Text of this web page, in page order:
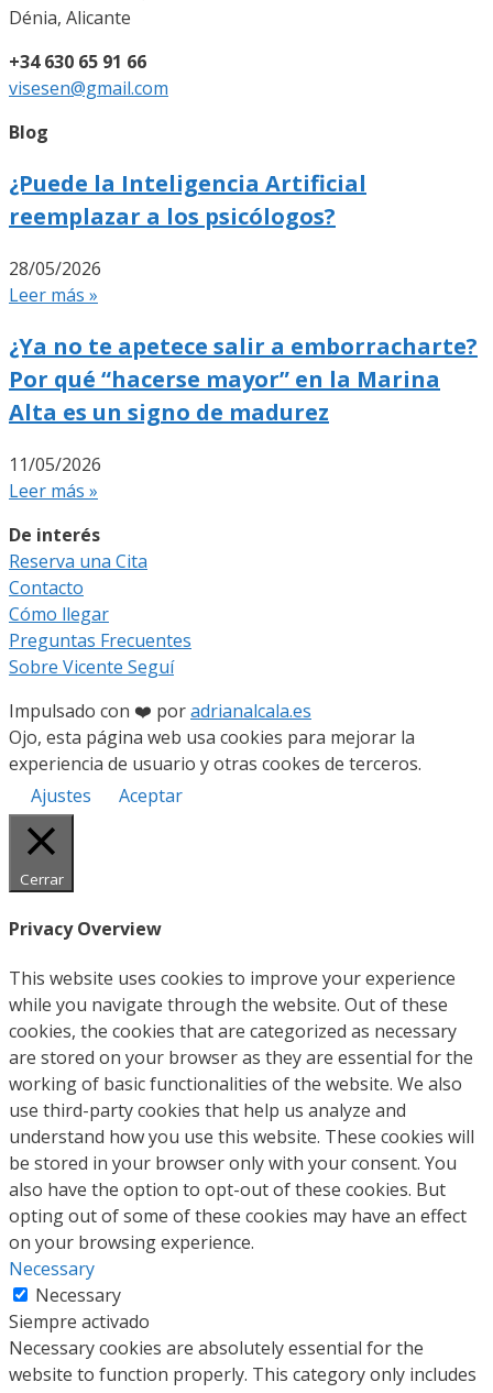
Dénia, Alicante
+34 630 65 91 66
visesen@gmail.com
Blog
¿Puede la Inteligencia Artificial
reemplazar a los psicólogos?
28/05/2026
Leer más »
¿Ya no te apetece salir a emborracharte?
Por qué “hacerse mayor” en la Marina
Alta es un signo de madurez
11/05/2026
Leer más »
De interés
Reserva una Cita
Contacto
Cómo llegar
Preguntas Frecuentes
Sobre Vicente Seguí
Impulsado con ❤️ poradrianalcala.es
Ojo, esta página web usa cookies para mejorar la
experiencia de usuario y otras cookes de terceros.
Ajustes
Aceptar
Cerrar
Privacy Overview
This website uses cookies to improve your experience
while you navigate through the website. Out of these
cookies, the cookies that are categorized as necessary
are stored on your browser as they are essential for the
working of basic functionalities of the website. We also
use third-party cookies that help us analyze and
understand how you use this website. These cookies will
be stored in your browser only with your consent. You
also have the option to opt-out of these cookies. But
opting out of some of these cookies may have an effect
on your browsing experience.
Necessary
Necessary
Siempre activado
Necessary cookies are absolutely essential for the
website to function properly. This category only includes